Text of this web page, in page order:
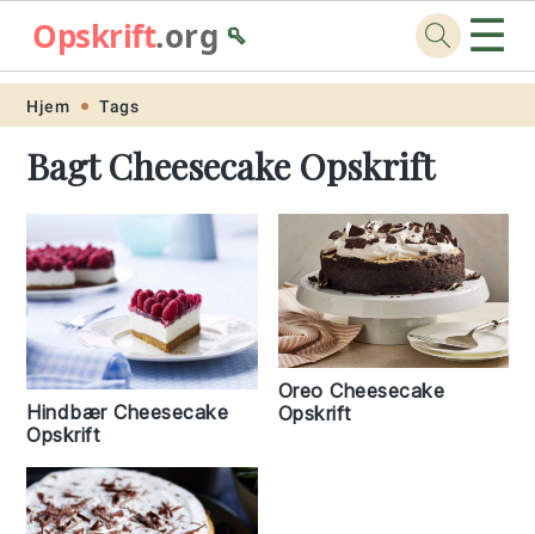
Skip
primary
navigation
Skip
main
content
Skip
primary
sidebar
Skip
footer
Opskrift.org🥄 ☰
Hjem Tags
Bagt Cheesecake Opskrift
Hindbær Cheesecake
Opskrift
Oreo Cheesecake
Opskrift